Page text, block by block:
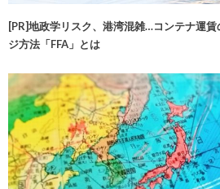
[PR]地政学リスク、港湾混雑…コンテナ運
ジ方法「FFA」とは